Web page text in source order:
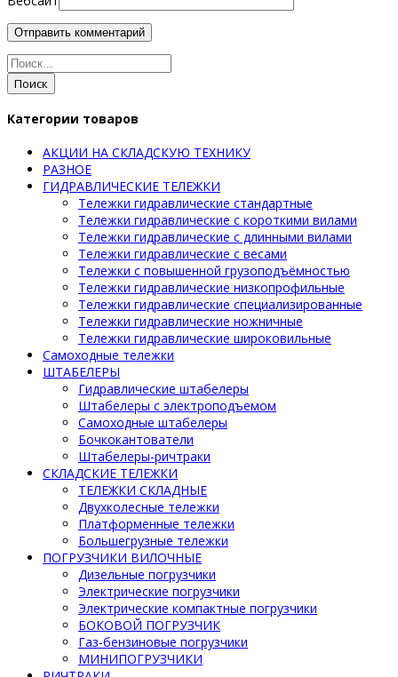
Поиск
Категории товаров
АКЦИИ НА СКЛАДСКУЮ ТЕХНИКУ
РАЗНОЕ
ГИДРАВЛИЧЕСКИЕ ТЕЛЕЖКИ
Тележки гидравлические стандартные
Тележки гидравлические с короткими вилами
Тележки гидравлические с длинными вилами
Тележки гидравлические с весами
Тележки с повышенной грузоподъёмностью
Тележки гидравлические низкопрофильные
Тележки гидравлические специализированные
Тележки гидравлические ножничные
Тележки гидравлические широковильные
Самоходные тележки
ШТАБЕЛЕРЫ
Гидравлические штабелеры
Штабелеры с электроподъемом
Самоходные штабелеры
Бочкокантователи
Штабелеры-ричтраки
СКЛАДСКИЕ ТЕЛЕЖКИ
ТЕЛЕЖКИ СКЛАДНЫЕ
Двухколесные тележки
Платформенные тележки
Большегрузные тележки
ПОГРУЗЧИКИ ВИЛОЧНЫЕ
Дизельные погрузчики
Электрические погрузчики
Электрические компактные погрузчики
БОКОВОЙ ПОГРУЗЧИК
Газ-бензиновые погрузчики
МИНИПОГРУЗЧИКИ